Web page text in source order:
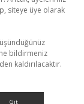
siteye üye olarak
bildirmeniz
kaldırılacaktır.